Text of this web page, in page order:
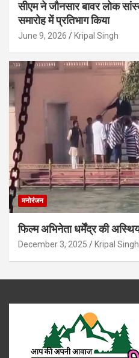
सीएम ने जौनसार बावर लोक
समारोह में प्रतिभाग किया
June 9, 2026 Kripal Singh
मनोरंजन
फिल्म अभिनेता धर्मेंद्र की अस्थियां
December 3, 2025 Kripal Singh